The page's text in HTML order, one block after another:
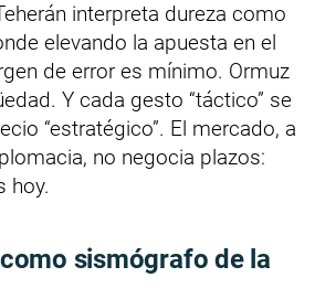
interpreta dureza como
elevando la apuesta en el
de error es mínimo. Ormuz
Y cada gesto “táctico” se
“estratégico”. El mercado, a
no negocia plazos:
hoy.
sismógrafo de la